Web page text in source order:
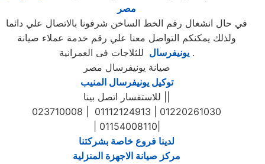
مصر
في حال انشغال رقم الخط الساخن شرفونا بالاتصال علي دائما
ولذلك يمكنكم التواصل معنا علي رقم خدمة عملاء صيانة
يونيفرسالللثلاجات فى العمرانية .
صيانة يونيفرسال مصر
توكيل يونيفرسال المنيب
023710008 | 01112124913 | 01220261030
| 01154008110|
لدينا فروع خاصة بشركتنا
مركز صيانة الاجهزة المنزلية